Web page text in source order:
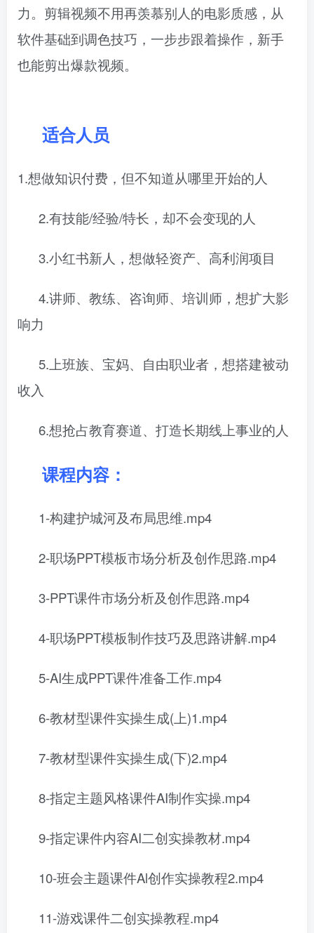
力。剪辑视频不用再羡慕别人的电影质感，从
软件基础到调色技巧，一步步跟着操作，新手
也能剪出爆款视频。
适合人员
1.想做知识付费，但不知道从哪里开始的人
2.有技能/经验/特长，却不会变现的人
3.小红书新人，想做轻资产、高利润项目
4.讲师、教练、咨询师、培训师，想扩大影
响力
5.上班族、宝妈、自由职业者，想搭建被动
收入
6.想抢占教育赛道、打造长期线上事业的人
课程内容：
1-构建护城河及布局思维.mp4
2-职场PPT模板市场分析及创作思路.mp4
3-PPT课件市场分析及创作思路.mp4
4-职场PPT模板制作技巧及思路讲解.mp4
5-AI生成PPT课件准备工作.mp4
6-教材型课件实操生成(上)1.mp4
7-教材型课件实操生成(下)2.mp4
8-指定主题风格课件AI制作实操.mp4
9-指定课件内容AI二创实操教材.mp4
10-班会主题课件Al创作实操教程2.mp4
11-游戏课件二创实操教程.mp4